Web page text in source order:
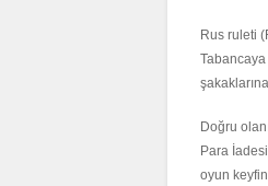
Rus ruleti
Doğru
Para
oyun